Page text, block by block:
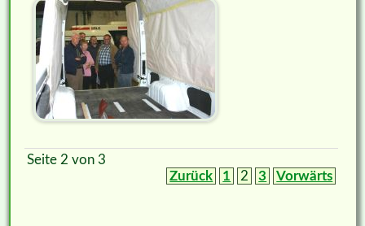
Seite 2 von 3
Zurück
1 2 3 Vorwärts